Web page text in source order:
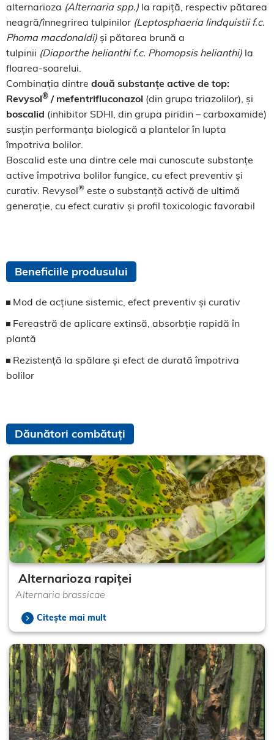
alternarioza (Alternaria spp.) la rapiță, respectiv pătarea
neagră/înnegrirea tulpinilor (Leptosphaeria lindquistii f.c.
Phoma macdonaldi) și pătarea brună a
tulpinii (Diaporthe helianthi f.c. Phomopsis helianthi) la
floarea-soarelui.
Combinația dintre două substanțe active de top:
Revysol® / mefentrifluconazol (din grupa triazolilor), și
boscalid (inhibitor SDHI, din grupa piridin – carboxamide)
susțin performanța biologică a plantelor în lupta
împotriva bolilor.
Boscalid este una dintre cele mai cunoscute substanțe
active împotriva bolilor fungice, cu efect preventiv și
curativ. Revysol® este o substanță activă de ultimă
generație, cu efect curativ și profil toxicologic favorabil
Beneficiile produsului
Mod de acțiune sistemic, efect preventiv și curativ
Fereastră de aplicare extinsă, absorbție rapidă în
plantă
Rezistență la spălare și efect de durată împotriva
bolilor
Dăunători combătuți
Alternarioza rapiței
Alternaria brassicae
Citește mai mult